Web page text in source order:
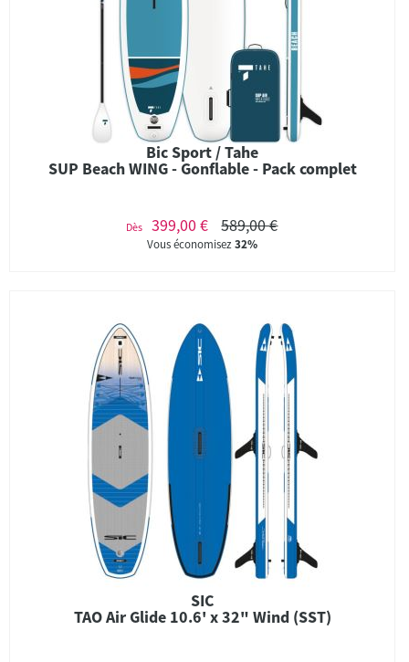
Bic Sport / Tahe
SUP Beach WING - Gonflable - Pack complet
Dès 399,00 € 589,00 €
Vous économisez32%
SIC
TAO Air Glide 10.6' x 32" Wind (SST)